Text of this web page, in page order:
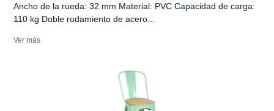
Ancho de la rueda: 32 mm Material: PVC Capacidad de carga:
110 kg Doble rodamiento de acero...
Ver más